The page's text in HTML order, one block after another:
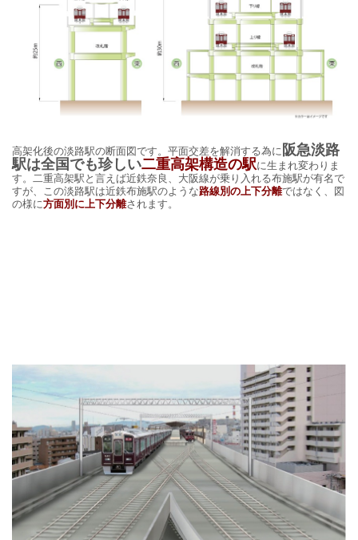
高架化後の淡路駅の断面図です。平面交差を解消する為に 阪急淡路
駅は全国でも珍しい二重高架構造の駅に生まれ変わりま
す。二重高架駅と言えば近鉄奈良、大阪線が乗り入れる布施駅が有名で
すが、この淡路駅は近鉄布施駅のような路線別の上下分離ではなく、図
の様に方面別に上下分離されます。